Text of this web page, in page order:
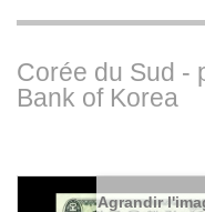
Corée du Sud -
Bank of Korea
Agrandir